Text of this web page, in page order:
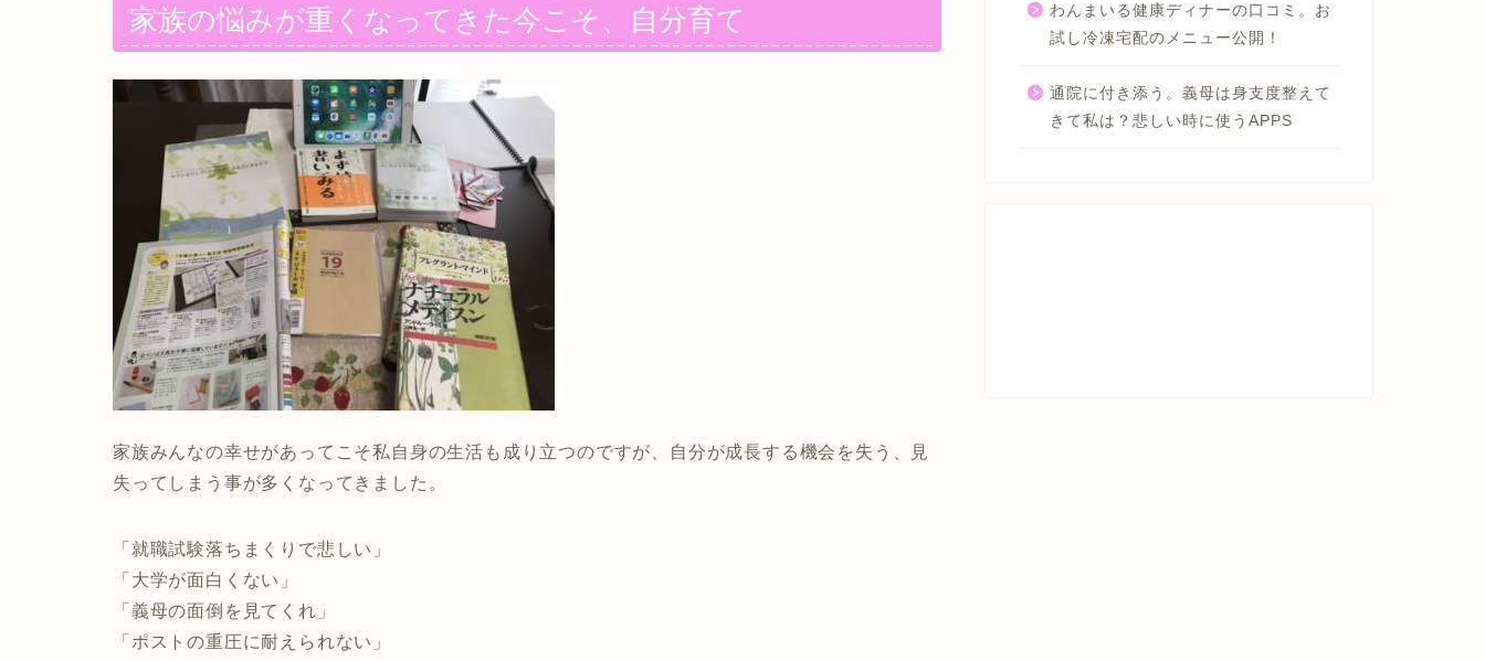
家族の悩みが重くなってきた今こそ、自分育て
家族みんなの幸せがあってこそ私自身の生活も成り立つのですが、自分が成長する機会を失う、見
失ってしまう事が多くなってきました。
「就職試験落ちまくりで悲しい」
「大学が面白くない」
「義母の面倒を見てくれ」
「ポストの重圧に耐えられない」
わんまいる健康ディナーの口コミ。お
試し冷凍宅配のメニュー公開！
通院に付き添う。義母は身支度整えて
きて私は？悲しい時に使うAPPS